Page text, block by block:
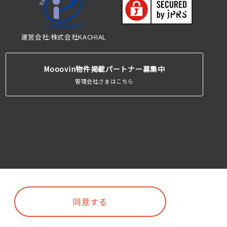
同意する
運営会社:株式会社KACHIAL
Mooovin物件掲載パートナー募集中
管理会社さまはこちら
©Mooovin. All rights reserved.